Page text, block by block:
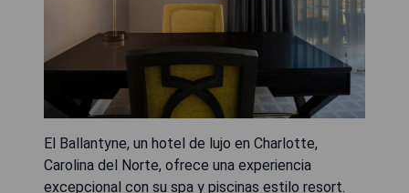
El Ballantyne, un hotel de lujo en Charlotte,
Carolina del Norte, ofrece una experiencia
excepcional con su spa y piscinas estilo resort.